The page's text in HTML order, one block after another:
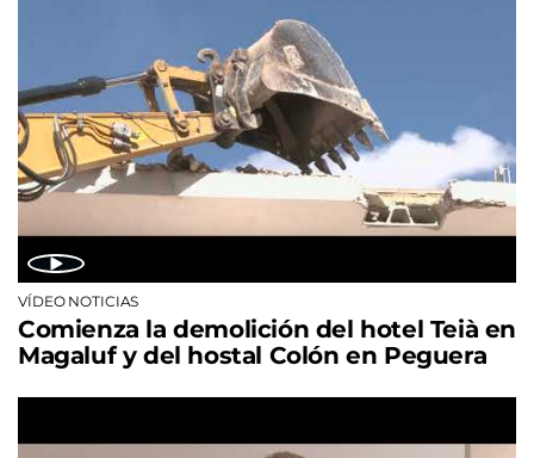
VÍDEO NOTICIAS
Comienza la demolición del hotel Teià en
Magaluf y del hostal Colón en Peguera